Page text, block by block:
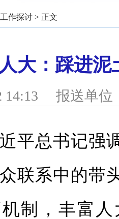
工作探讨 > 正文
大：踩进泥
14:13 报送单位
总书记强调
联系中的带
制，丰富